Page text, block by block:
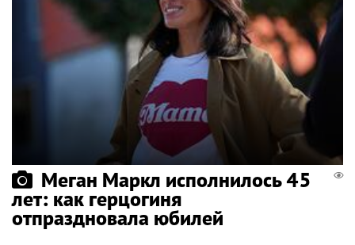
Меган Маркл исполнилось 45
лет: как герцогиня
отпраздновала юбилей